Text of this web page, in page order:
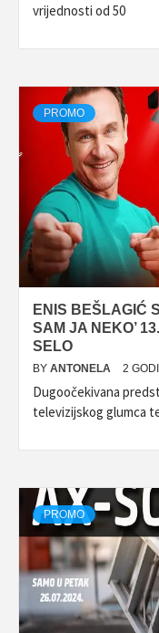
vrijednosti od 50
PROMO
ENIS BEŠLAGIĆ
SAM JA NEKO’
SELO
BY ANTONELA 2
Dugoočekivana
televizijskog glumca
PROMO